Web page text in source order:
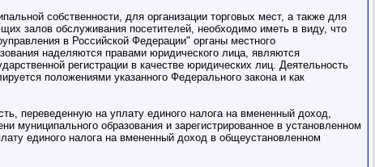
собственности, для организации торговых мест, а также для
залов обслуживания посетителей, необходимо иметь в виду, что
в Российской Федерации" органы местного
наделяются правами юридического лица, являются
регистрации в качестве юридических лиц. Деятельность
положениями указанного Федерального закона и как
переведенную на уплату единого налога на вмененный доход,
образования и зарегистрированное в установленном
единого налога на вмененный доход в общеустановленном